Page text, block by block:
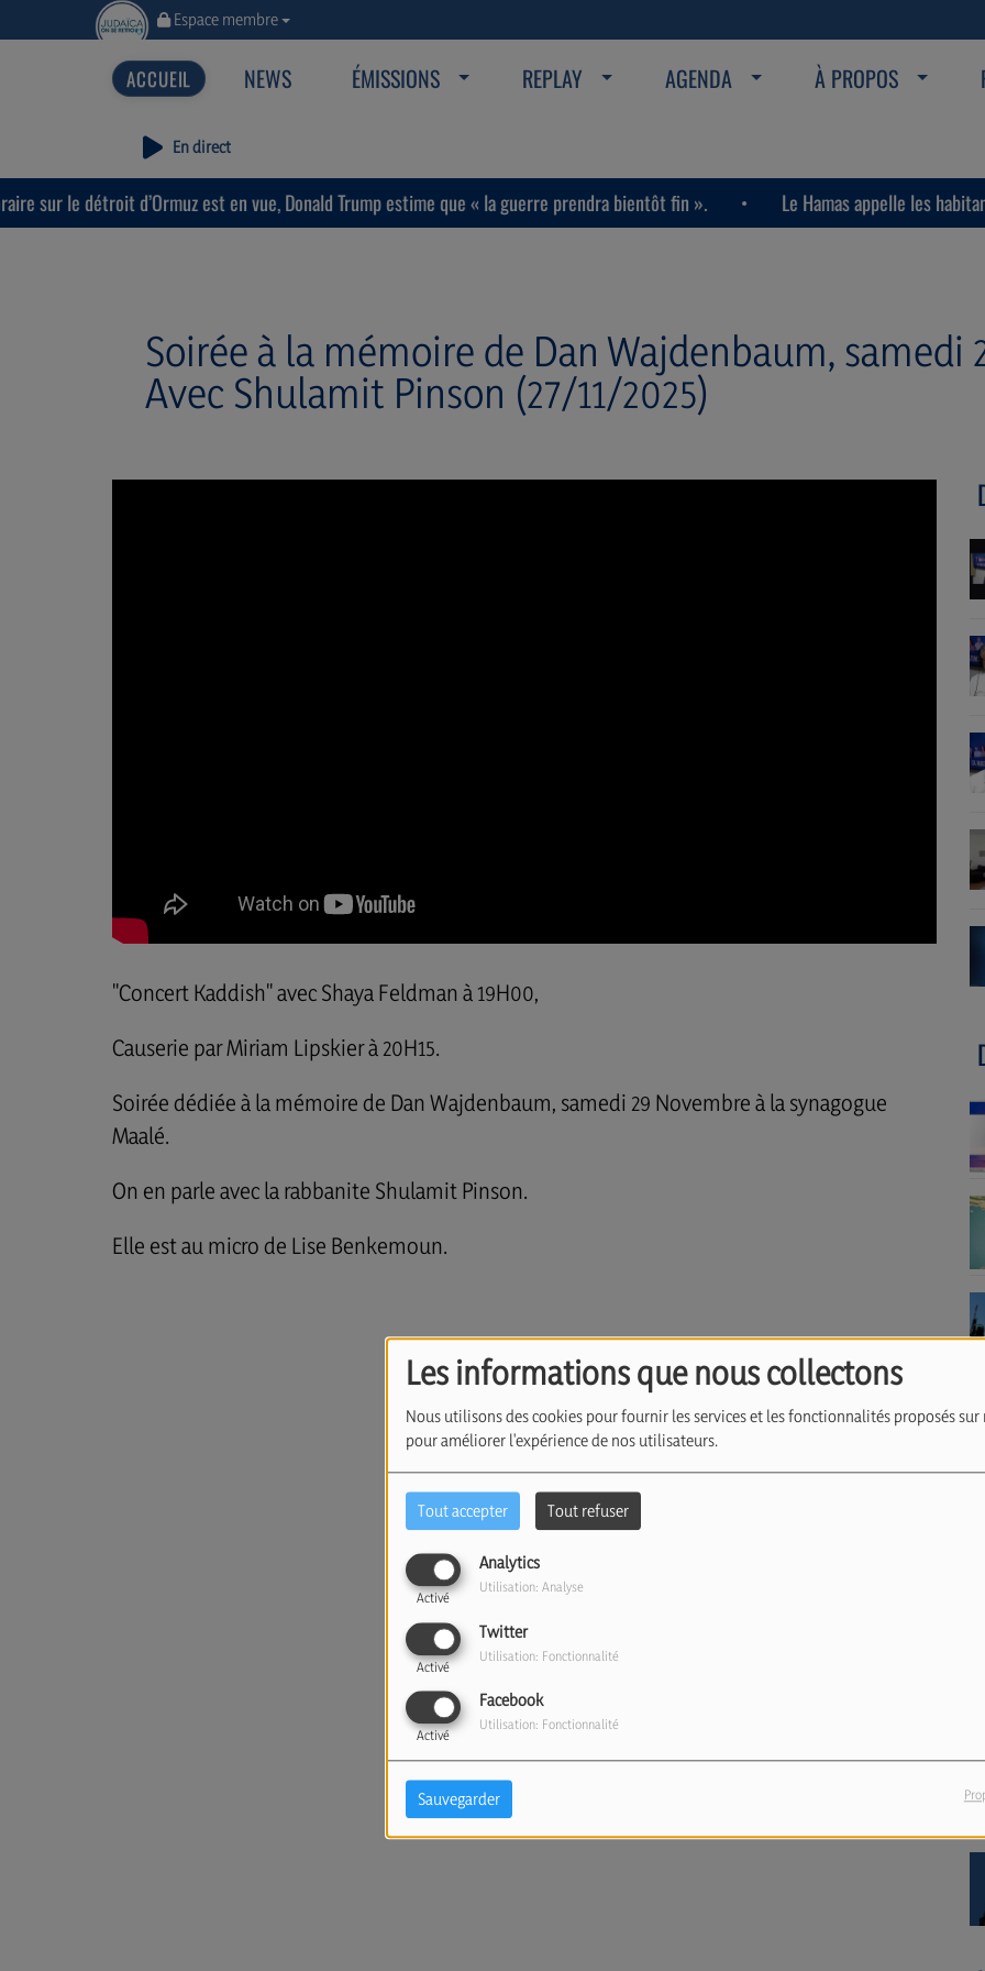
Les informations que nous collectons
Nous utilisons des cookies pour fournir les services et les fonctionnalités proposés
pour améliorer l'expérience de nos utilisateurs.
Tout accepter Tout refuser
Analytics
Activé
Utilisation: Analyse
Twitter
Activé
Utilisation: Fonctionnalité
Facebook
Activé
Utilisation: Fonctionnalité
Sauvegarder
Espace membre
NEWS ÉMISSIONS REPLAY AGENDA À PROPOS
En direct
d’Ormuz est en vue, Donald Trump estime que « la guerre prendra bientôt fin ». Le Hamas appelle les habitants de la
Soirée à la mémoire de Dan Wajdenbaum, samedi
Avec Shulamit Pinson (27/11/2025)
"Concert Kaddish" avec Shaya Feldman à 19H00,
Causerie par Miriam Lipskier à 20H15.
Soirée dédiée à la mémoire de Dan Wajdenbaum, samedi 29 Novembre à la synagogue
Maalé.
On en parle avec la rabbanite Shulamit Pinson.
Elle est au micro de Lise Benkemoun.